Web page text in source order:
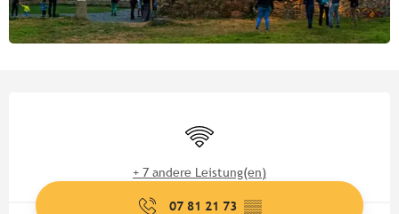
Wi-Fi
+ 7 andere Leistung(en)
07 81 21 73 ▒▒